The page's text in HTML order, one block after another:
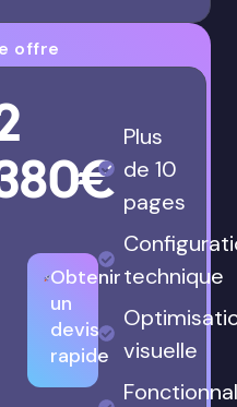
offre
Obtenir
un
devis
rapide
Plus
de 10
pages
technique
visuelle